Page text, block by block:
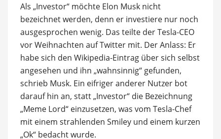
Als „Investor“ möchte Elon Musk nicht
bezeichnet werden, denn er investiere nur noch
ausgesprochen wenig. Das teilte der Tesla-CEO
vor Weihnachten auf Twitter mit. Der Anlass: Er
habe sich den Wikipedia-Eintrag über sich selbst
angesehen und ihn „wahnsinnig“ gefunden,
schrieb Musk. Ein eifriger anderer Nutzer bot
darauf hin an, statt „Investor“ die Bezeichnung
„Meme Lord“ einzusetzen, was vom Tesla-Chef
mit einem strahlenden Smiley und einem kurzen
„Ok“ bedacht wurde.